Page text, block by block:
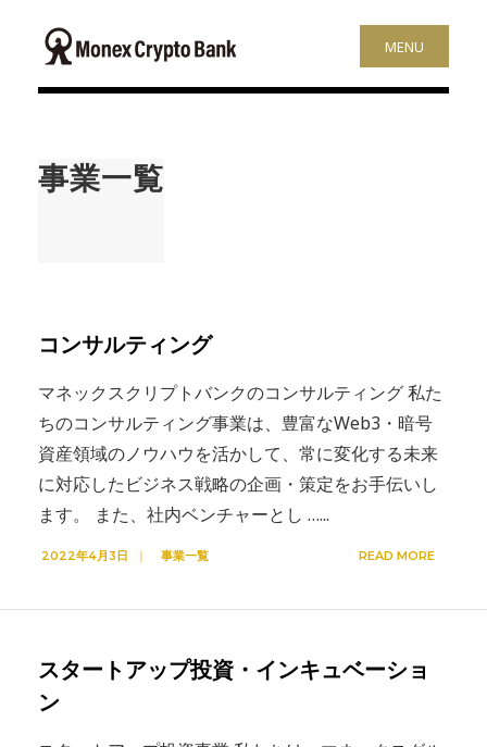
MENU
事業一覧
コンサルティング
マネックスクリプトバンクのコンサルティング 私た
ちのコンサルティング事業は、豊富なWeb3・暗号
資産領域のノウハウを活かして、常に変化する未来
に対応したビジネス戦略の企画・策定をお手伝いし
ます。 また、社内ベンチャーとし …...
2022年4月3日 | 事業一覧 READ MORE
スタートアップ投資・インキュベーショ
ン